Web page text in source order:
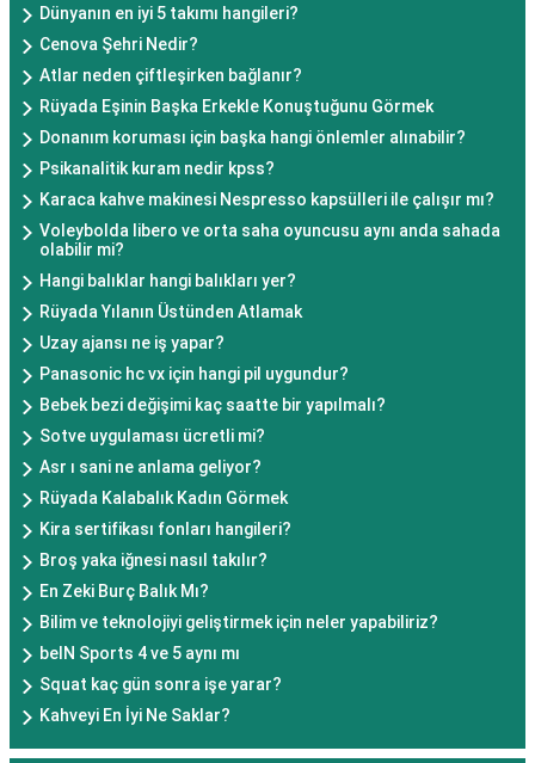
Dünyanın en iyi 5 takımı hangileri?
Cenova Şehri Nedir?
Atlar neden çiftleşirken bağlanır?
Rüyada Eşinin Başka Erkekle Konuştuğunu Görmek
Donanım koruması için başka hangi önlemler alınabilir?
Psikanalitik kuram nedir kpss?
Karaca kahve makinesi Nespresso kapsülleri ile çalışır mı?
Voleybolda libero ve orta saha oyuncusu aynı anda sahada
olabilir mi?
Hangi balıklar hangi balıkları yer?
Rüyada Yılanın Üstünden Atlamak
Uzay ajansı ne iş yapar?
Panasonic hc vx için hangi pil uygundur?
Bebek bezi değişimi kaç saatte bir yapılmalı?
Sotve uygulaması ücretli mi?
Asr ı sani ne anlama geliyor?
Rüyada Kalabalık Kadın Görmek
Kira sertifikası fonları hangileri?
Broş yaka iğnesi nasıl takılır?
En Zeki Burç Balık Mı?
Bilim ve teknolojiyi geliştirmek için neler yapabiliriz?
beIN Sports 4 ve 5 aynı mı
Squat kaç gün sonra işe yarar?
Kahveyi En İyi Ne Saklar?